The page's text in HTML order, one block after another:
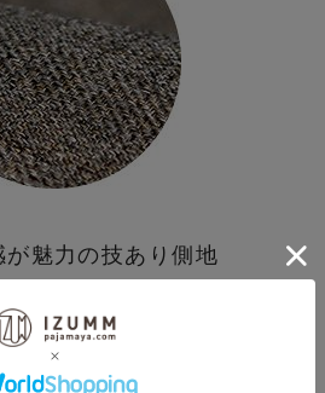
が魅力の技あり側地
ラシカルな趣の綾織り生
な質感と合成繊維の機能性